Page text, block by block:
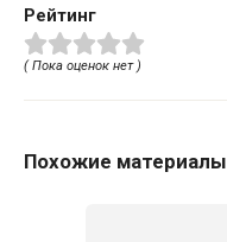
Рейтинг
( Пока оценок нет )
Похожие материалы